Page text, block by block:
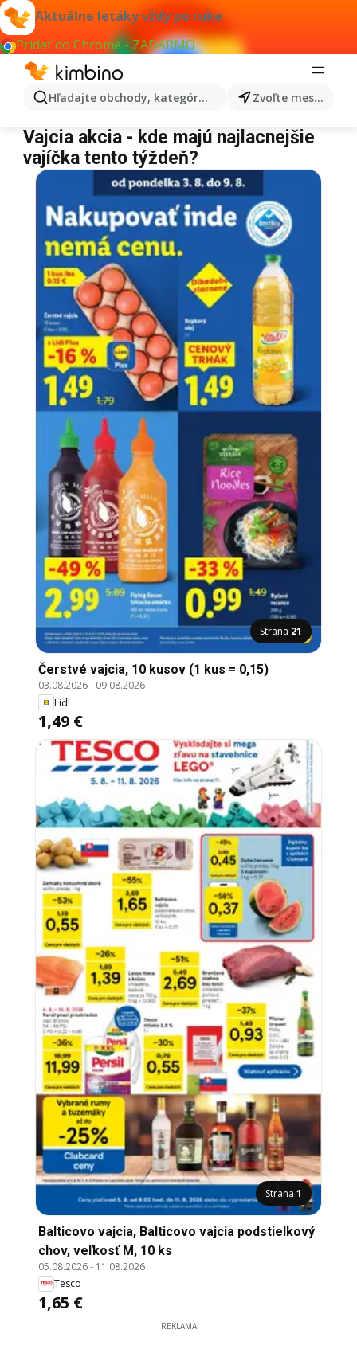
Aktuálne letáky vždy po ruke
Pridať do Chrome - ZADARMO
Hľadajte obchody, kategórie, produkty... Zvoľte mesto
Vajcia
Vajcia akcia - kde majú najlacnejšie
vajíčka tento týždeň?
Strana 21
Čerstvé vajcia, 10 kusov (1 kus = 0,15)
03.08.2026- 09.08.2026
Lidl
1,49 €
Strana 1
Balticovo vajcia, Balticovo vajcia podstielkový
chov, veľkosť M, 10 ks
05.08.2026- 11.08.2026
Tesco
1,65 €
REKLAMA